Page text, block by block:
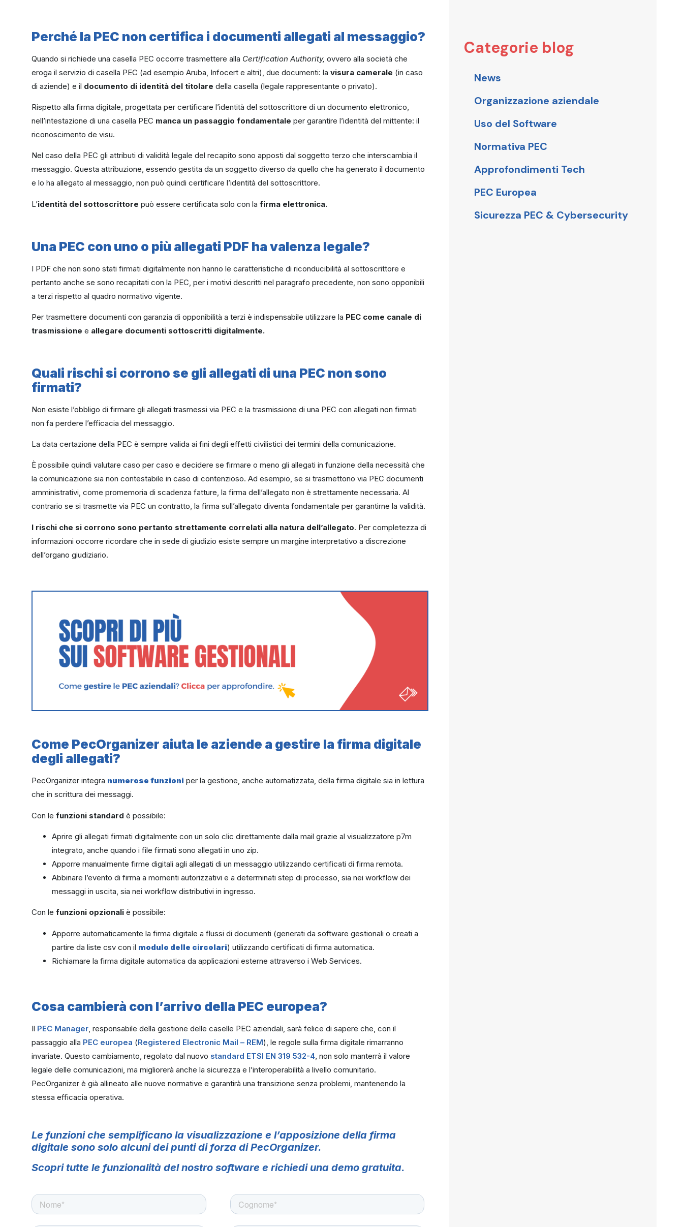
Perché la PEC non certifica i documenti allegati al messaggio?
Quando si richiede una casella PEC occorre trasmettere alla Certification Authority, ovvero alla società che
eroga il servizio di casella PEC (ad esempio Aruba, Infocert e altri), due documenti: la visura camerale (in caso
di aziende) e il documento di identità del titolare della casella (legale rappresentante o privato).
Rispetto alla firma digitale, progettata per certificare l’identità del sottoscrittore di un documento elettronico,
nell’intestazione di una casella PEC manca un passaggio fondamentale per garantire l’identità del mittente: il
riconoscimento de visu.
Nel caso della PEC gli attributi di validità legale del recapito sono apposti dal soggetto terzo che interscambia il
messaggio. Questa attribuzione, essendo gestita da un soggetto diverso da quello che ha generato il documento
e lo ha allegato al messaggio, non può quindi certificare l’identità del sottoscrittore.
L’identità del sottoscrittore può essere certificata solo con la firma elettronica.
Una PEC con uno o più allegati PDF ha valenza legale?
I PDF che non sono stati firmati digitalmente non hanno le caratteristiche di riconducibilità al sottoscrittore e
pertanto anche se sono recapitati con la PEC, per i motivi descritti nel paragrafo precedente, non sono opponibili
a terzi rispetto al quadro normativo vigente.
Per trasmettere documenti con garanzia di opponibilità a terzi è indispensabile utilizzare la PEC come canale di
trasmissione e allegare documenti sottoscritti digitalmente.
Quali rischi si corrono se gli allegati di una PEC non sono
firmati?
Non esiste l’obbligo di firmare gli allegati trasmessi via PEC e la trasmissione di una PEC con allegati non firmati
non fa perdere l’efficacia del messaggio.
La data certazione della PEC è sempre valida ai fini degli effetti civilistici dei termini della comunicazione.
È possibile quindi valutare caso per caso e decidere se firmare o meno gli allegati in funzione della necessità che
la comunicazione sia non contestabile in caso di contenzioso. Ad esempio, se si trasmettono via PEC documenti
amministrativi, come promemoria di scadenza fatture, la firma dell’allegato non è strettamente necessaria. Al
contrario se si trasmette via PEC un contratto, la firma sull’allegato diventa fondamentale per garantirne la validità.
I rischi che si corrono sono pertanto strettamente correlati alla natura dell’allegato. Per completezza di
informazioni occorre ricordare che in sede di giudizio esiste sempre un margine interpretativo a discrezione
dell’organo giudiziario.
Come PecOrganizer aiuta le aziende a gestire la firma digitale
degli allegati?
PecOrganizer integra numerose funzioni per la gestione, anche automatizzata, della firma digitale sia in lettura
che in scrittura dei messaggi.
Con le funzioni standard è possibile:
Aprire gli allegati firmati digitalmente con un solo clic direttamente dalla mail grazie al visualizzatore p7m
integrato, anche quando i file firmati sono allegati in uno zip.
Apporre manualmente firme digitali agli allegati di un messaggio utilizzando certificati di firma remota.
Abbinare l’evento di firma a momenti autorizzativi e a determinati step di processo, sia nei workflow dei
messaggi in uscita, sia nei workflow distributivi in ingresso.
Con le funzioni opzionali è possibile:
Apporre automaticamente la firma digitale a flussi di documenti (generati da software gestionali o creati a
partire da liste csv con il modulo delle circolari) utilizzando certificati di firma automatica.
Richiamare la firma digitale automatica da applicazioni esterne attraverso i Web Services.
Cosa cambierà con l’arrivo della PEC europea?
Il PEC Manager , responsabile della gestione delle caselle PEC aziendali, sarà felice di sapere che, con il
passaggio alla PEC europea (Registered Electronic Mail – REM), le regole sulla firma digitale rimarranno
invariate. Questo cambiamento, regolato dal nuovo standard ETSI EN 319 532-4 , non solo manterrà il valore
legale delle comunicazioni, ma migliorerà anche la sicurezza e l’interoperabilità a livello comunitario.
PecOrganizer è già allineato alle nuove normative e garantirà una transizione senza problemi, mantenendo la
stessa efficacia operativa.
Le funzioni che semplificano la visualizzazione e l’apposizione della firma
digitale sono solo alcuni dei punti di forza di PecOrganizer.
Scopri tutte le funzionalità del nostro software e richiedi una demo gratuita.
Categorie blog
News
Organizzazione aziendale
Uso del Software
Normativa PEC
Approfondimenti Tech
PEC Europea
Sicurezza PEC & Cybersecurity